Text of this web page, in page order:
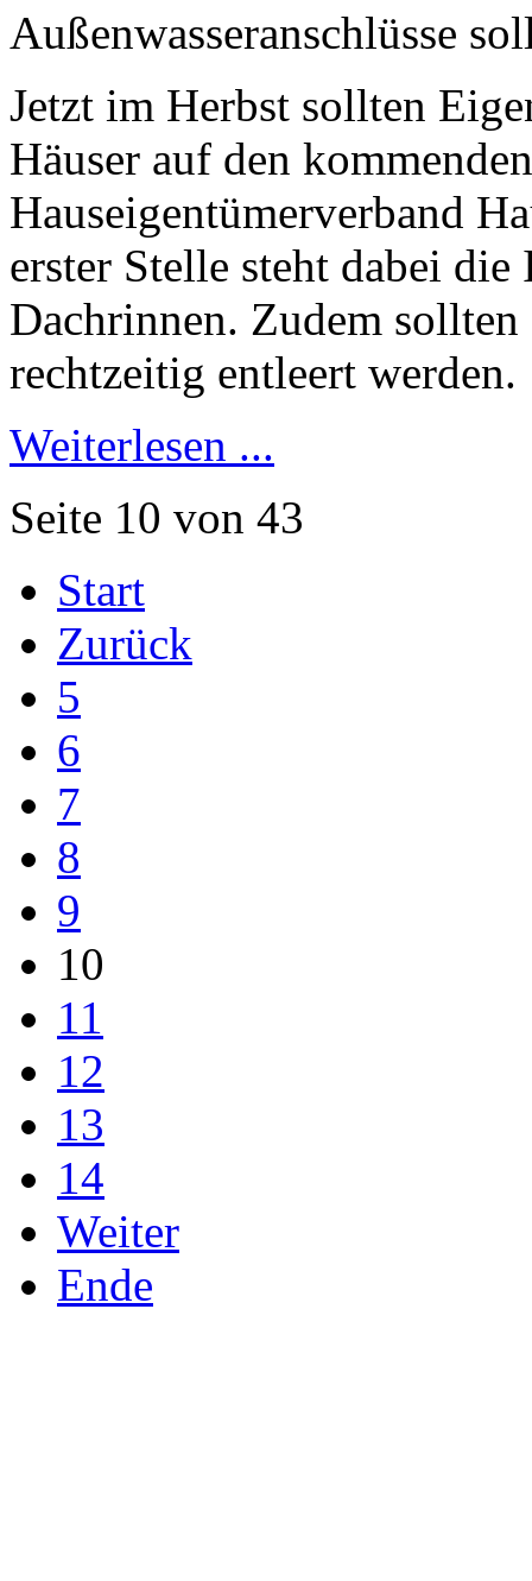
Außenwasseranschlüsse
Jetzt im Herbst sollten
Häuser auf den
Hauseigentümerverband
erster Stelle steht dabei
Dachrinnen. Zudem sollten
rechtzeitig entleert werden.
Weiterlesen ...
Seite 10 von 43
Start
Zurück
5
6
7
8
9
10
11
12
13
14
Weiter
Ende